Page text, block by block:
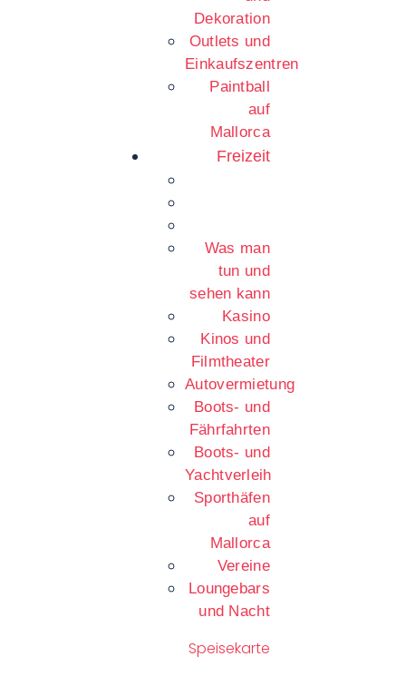
Dekoration
Outlets und
Einkaufszentren
Paintball
auf
Mallorca
Freizeit
Was man
tun und
sehen kann
Kasino
Kinos und
Filmtheater
Autovermietung
Boots- und
Fährfahrten
Boots- und
Yachtverleih
Sporthäfen
auf
Mallorca
Vereine
Loungebars
und Nacht
Speisekarte